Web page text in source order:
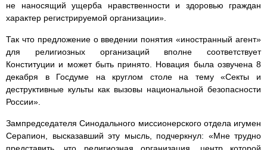
не наносящий ущерба нравственности и здоровью граждан
характер регистрируемой организации».
Так что предложение о введении понятия «иностранный агент»
для религиозных организаций вполне соответствует
Конституции и может быть принято. Новация была озвучена 8
декабря в Госдуме на круглом столе на тему «Секты и
деструктивные культы как вызовы национальной безопасности
России».
Зампредседателя Синодального миссионерского отдела игумен
Серапион, высказавший эту мысль, подчеркнул: «Мне трудно